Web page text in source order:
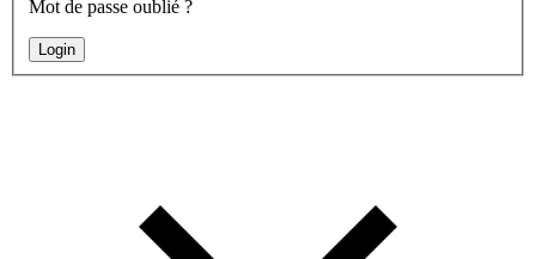
Mot de passe oublié ?